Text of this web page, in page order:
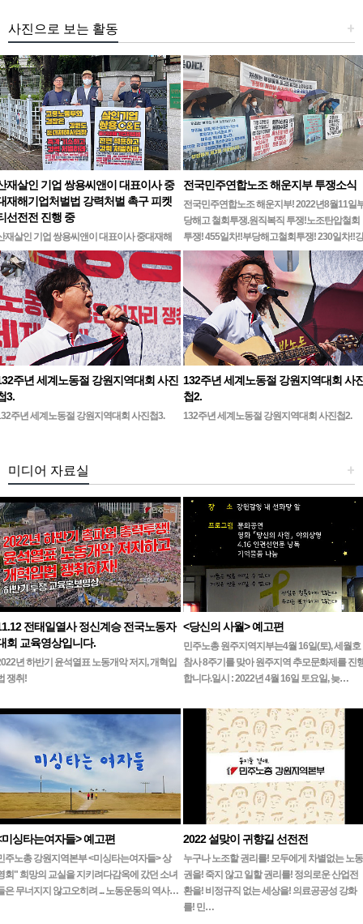
+
사진으로 보는 활동
재살인 기업 쌍용씨앤이 대표이사 중
재해기업처벌법 강력처벌 촉구 피켓
선전전 진행 중
재살인 기업 쌍용씨앤이 대표이사 중대재해
업처벌법 강력처벌 촉구민주노총 강원지역본
무기한 피켓시위 14일차고용노동부 강원지
앞 1인시위 진…
전국민주연합노조 해운지부 투쟁소식
전국민주연합노조 해운지부! 2022년8월11일
당해고 철회투쟁.원직복직 투쟁!노조탄압철회
투쟁! 455일차!!부당해고철회투쟁! 230일차!!강
릉ㆍ…
주년 세계노동절 강원지역대회 사진
3.
주년 세계노동절 강원지역대회 사진첩3.
132주년 세계노동절 강원지역대회 사
첩2.
132주년 세계노동절 강원지역대회 사진첩2.
+
미디어 자료실
전태일열사 정신계승 전국노동자
회 교육영상입니다.
년 하반기 윤석열표 노동개악 저지, 개혁입
쟁취!
<당신의 사월> 예고편
민주노총 원주지역지부는4월 16일(토), 세월호
참사 8주기를 맞아 원주지역 추모문화제를 진
합니다.일시 : 2022년 4월 16일 토요일, 늦…
미싱타는여자들> 예고편
주노총 강원지역본부 <미싱타는여자들> 상
회" 희망의 교실을 지키려다감옥에 갔던 소녀
은 무너지지 않고오히려 ... 노동운동의 역사…
2022 설맞이 귀향길 선전전
누구나 노조할 권리를! 모두에게 차별없는 노동
권을! 죽지 않고 일할 권리를! 정의로운 산업전
환을! 비정규직 없는 세상을! 의료공공성 강화
를! 민…